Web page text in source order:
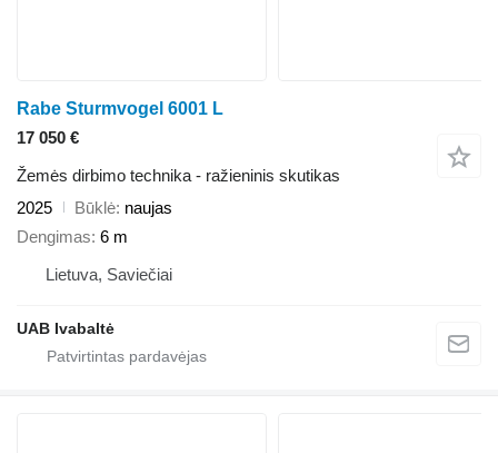
Rabe Sturmvogel 6001 L
17 050 €
Žemės dirbimo technika - ražieninis skutikas
2025
Būklė naujas
Dengimas 6 m
Lietuva, Saviečiai
UAB Ivabaltė